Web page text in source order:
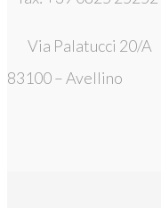
Via Palatucci 20/A
83100 – Avellino